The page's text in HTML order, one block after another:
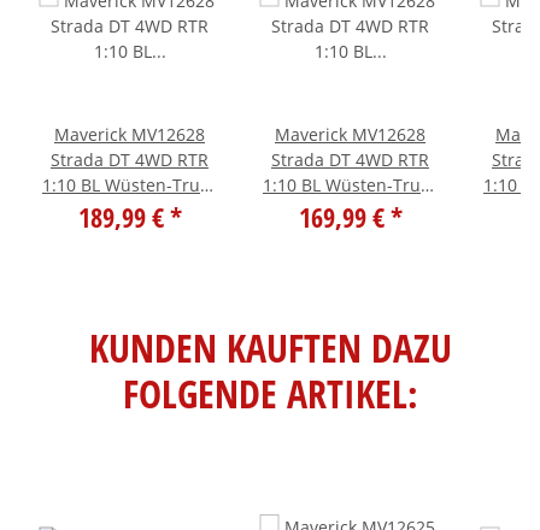
Maverick MV12628
Strada DT 4WD RTR
1:10 BL Wüsten-Truck
- Akku/Lader Spar Set
189,99 €*
Maverick MV12628
Strada DT 4WD RTR
1:10 BL Wüsten-Truck
- LiPo Starter Set
169,99 €*
1:10
KUNDEN KAUFTEN DAZU
FOLGENDE ARTIKEL: